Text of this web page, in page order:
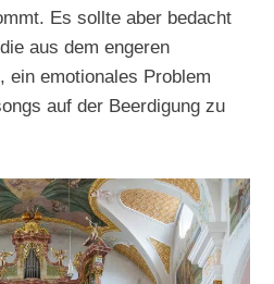
Es sollte aber bedacht
aus dem engeren
ein emotionales Problem
auf der Beerdigung zu